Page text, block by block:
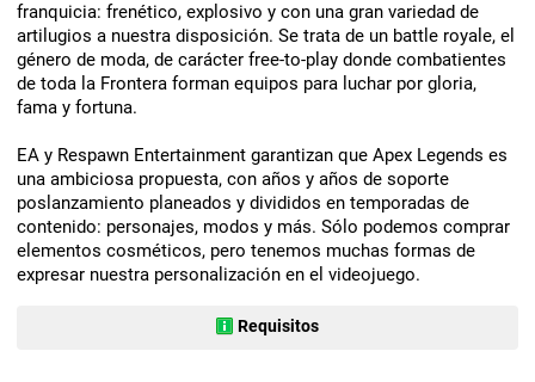
franquicia: frenético, explosivo y con una gran variedad de
artilugios a nuestra disposición. Se trata de un battle royale, el
género de moda, de carácter free-to-play donde combatientes
de toda la Frontera forman equipos para luchar por gloria,
fama y fortuna.
EA y Respawn Entertainment garantizan que Apex Legends es
una ambiciosa propuesta, con años y años de soporte
poslanzamiento planeados y divididos en temporadas de
contenido: personajes, modos y más. Sólo podemos comprar
elementos cosméticos, pero tenemos muchas formas de
expresar nuestra personalización en el videojuego.
Requisitos